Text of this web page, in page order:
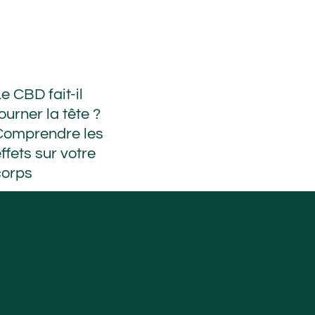
CBD fait-il
la tête ?
les
sur votre